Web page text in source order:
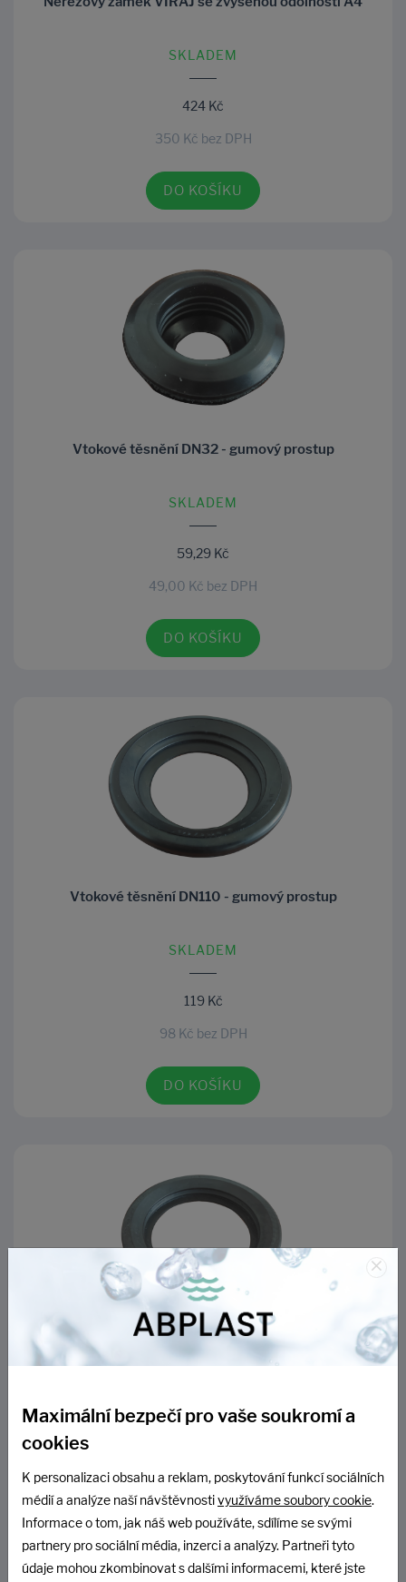
SKLADEM
424 Kč
350 Kč bez DPH
DO KOŠÍKU
Vtokové těsnění DN32 - gumový prostup
SKLADEM
59,29 Kč
49,00 Kč bez DPH
DO KOŠÍKU
Vtokové těsnění DN110 - gumový prostup
SKLADEM
119 Kč
98 Kč bez DPH
DO KOŠÍKU
Vtokové těsnění DN160 - gumový prostup
158 Kč bez DPH
DO KOŠÍKU
×
Maximální bezpečí pro vaše soukromí a
cookies
K personalizaci obsahu a reklam, poskytování funkcí sociálních
médií a analýze naší návštěvnostivyužíváme soubory cookie.
Informace o tom, jak náš web používáte, sdílíme se svými
partnery pro sociální média, inzerci a analýzy. Partneři tyto
údaje mohou zkombinovat s dalšími informacemi, které jste